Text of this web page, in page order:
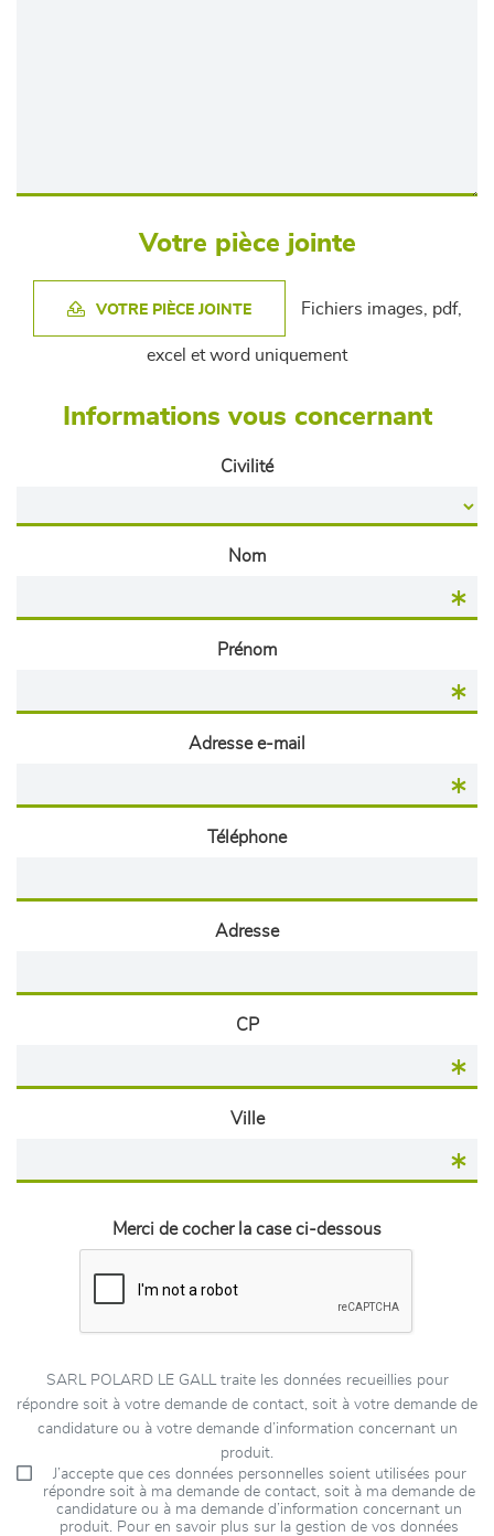
Votre pièce jointe
VOTRE PIÈCE JOINTE Fichiers images, pdf,
excel et word uniquement
Informations vous concernant
Civilité
Nom
Prénom
Adresse e-mail
Téléphone
Adresse
CP
Ville
Merci de cocher la case ci-dessous
SARL POLARD LE GALL traite les données recueillies pour
répondre soit à votre demande de contact, soit à votre demande de
candidature ou à votre demande d’information concernant un
produit.
J’accepte que ces données personnelles soient utilisées pour
répondre soit à ma demande de contact, soit à ma demande de
candidature ou à ma demande d’information concernant un
produit. Pour en savoir plus sur la gestion de vos données